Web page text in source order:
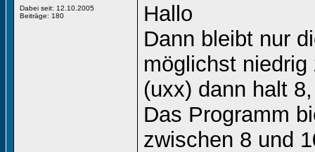
Dabei seit: 12.10.2005
Beiträge: 180
Hallo
Dann bleibt nur
möglichst
(uxx) dann halt
Das Programm
zwischen 8 und